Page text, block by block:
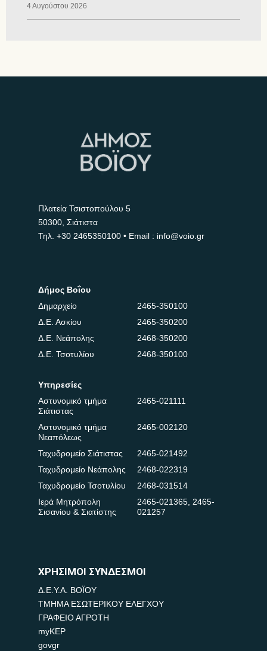
4 Αυγούστου 2026
Πλατεία Τσιστοπούλου 5
50300, Σιάτιστα
Τηλ. +30 2465350100 • Email : info@voio.gr
Δήμος Βοΐου
Δημαρχείο
2465-350100
Δ.Ε. Ασκίου
2465-350200
Δ.Ε. Νεάπολης
2468-350200
Δ.Ε. Τσοτυλίου
2468-350100
Υπηρεσίες
Αστυνομικό τμήμα
Σιάτιστας
2465-021111
Αστυνομικό τμήμα
Νεαπόλεως
2465-002120
Ταχυδρομείο Σιάτιστας
2465-021492
Ταχυδρομείο Νεάπολης
2468-022319
Ταχυδρομείο Τσοτυλίου
2468-031514
Ιερά Μητρόπολη
Σισανίου & Σιατίστης
2465-021365, 2465-
021257
ΧΡΗΣΙΜΟΙ ΣΥΝΔΕΣΜΟΙ
Δ.Ε.Υ.Α. ΒΟΪΟΥ
ΤΜΗΜΑ ΕΣΩΤΕΡΙΚΟΥ ΕΛΕΓΧΟΥ
ΓΡΑΦΕΙΟ ΑΓΡΟΤΗ
myKEP
govgr